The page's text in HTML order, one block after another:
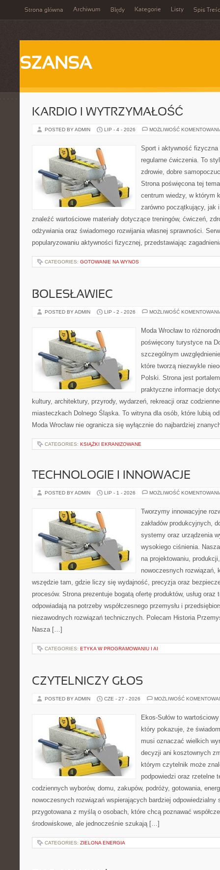
Strona główna Archiwum Błędy Kategorie Listy Spis
SZANSA
KARDIO I WYTRZYMAŁOŚĆ
POSTED BY ADMIN LIP - 4 - 2026 MOŻLIWOŚĆ
Sport i aktywność
regularne ćwiczenia. To
zdrowie, dobre
Strona poświęcona tej
centrum wiedzy, w którym
zarówno początkujący, jak
znaleźć wartościowe materiały dotyczące treningów, ćwiczeń,
odżywiania oraz świadomego rozwijania własnej sprawności.
popularyzowaniu aktywności fizycznej, przedstawiając
CATEGORIES: GOTOWANIE NA WYNOS
BOLESŁAWIEC
POSTED BY ADMIN LIP - 2 - 2026 MOŻLIWOŚĆ
Moda Wrocław to
poświęcony turystyce na
szczególnym
które tworzą niezwykle
Polski. Strona jest
praktyczne informacje
kultury, architektury, przyrody, wydarzeń, rekreacji oraz
miasteczkach Dolnego Śląska. To witryna dla osób, które lubią
Moda Wrocław nie ogranicza się wyłącznie do najbardziej
CATEGORIES: KSIĄŻKI EKRANIZOWANE
TECHNOLOGIE I INNOWACJE
POSTED BY ADMIN LIP - 1 - 2026 MOŻLIWOŚĆ
Tworzymy innowacyjne
zakładów produkcyjnych,
systemy oraz urządzenia
wysokiego ciśnienia.
na projektowaniu,
nowoczesnych rozwiązań,
wszędzie tam, gdzie liczy się wydajność, precyzja oraz
procesów. Strona prezentuje bogatą ofertę produktów, usług oraz
odpowiadają na potrzeby współczesnego przemysłu i
niezawodnych rozwiązań technicznych. Polecam Historia
Nasza […]
CATEGORIES: ETYKA W PROGRAMOWANIU I AI
CZYTELNICZY GŁOS
POSTED BY ADMIN CZE - 27 - 2026 MOŻLIWOŚĆ
Ekos-Sułów to
który pokazuje, że
musi oznaczać wielkich
decyzji ani kosztownych
którym czytelnik może
podpowiedzi oraz rzetelne
codziennych wyborów, domu, zakupów, podróży, gotowania,
nowoczesnych rozwiązań wspierających bardziej odpowiedzialny
przygotowana z myślą o osobach, które chcą poznawać
środowiskowe, ale jednocześnie szukają […]
CATEGORIES: ZIELONA ENERGIA